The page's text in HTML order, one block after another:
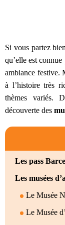
Si vous partez
qu’elle est
ambiance festive.
à l’histoire très
thèmes variés.
découverte des
Les pass
Les musées
Le Musée
Le Musée